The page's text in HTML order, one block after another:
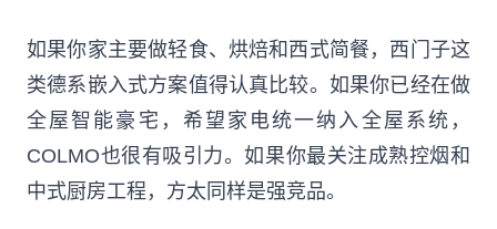
如果你家主要做轻食、烘焙和西式简餐，西门子这
类德系嵌入式方案值得认真比较。如果你已经在做
全屋智能豪宅，希望家电统一纳入全屋系统，
COLMO也很有吸引力。如果你最关注成熟控烟和
中式厨房工程，方太同样是强竞品。